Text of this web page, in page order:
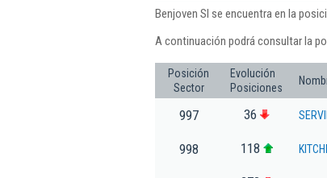
Benjoven Sl se encuentra en la
A continuación podrá consultar la
Posición
Sector
Evolución
Posiciones
997 36
998 118